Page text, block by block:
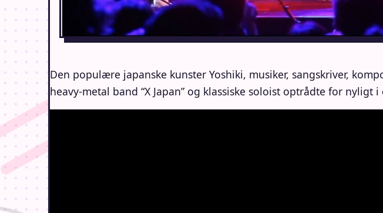
Den populære japanske kunster Yoshiki, musiker, sangskriver,
heavy-metal band “X Japan” og klassiske soloist optrådte for